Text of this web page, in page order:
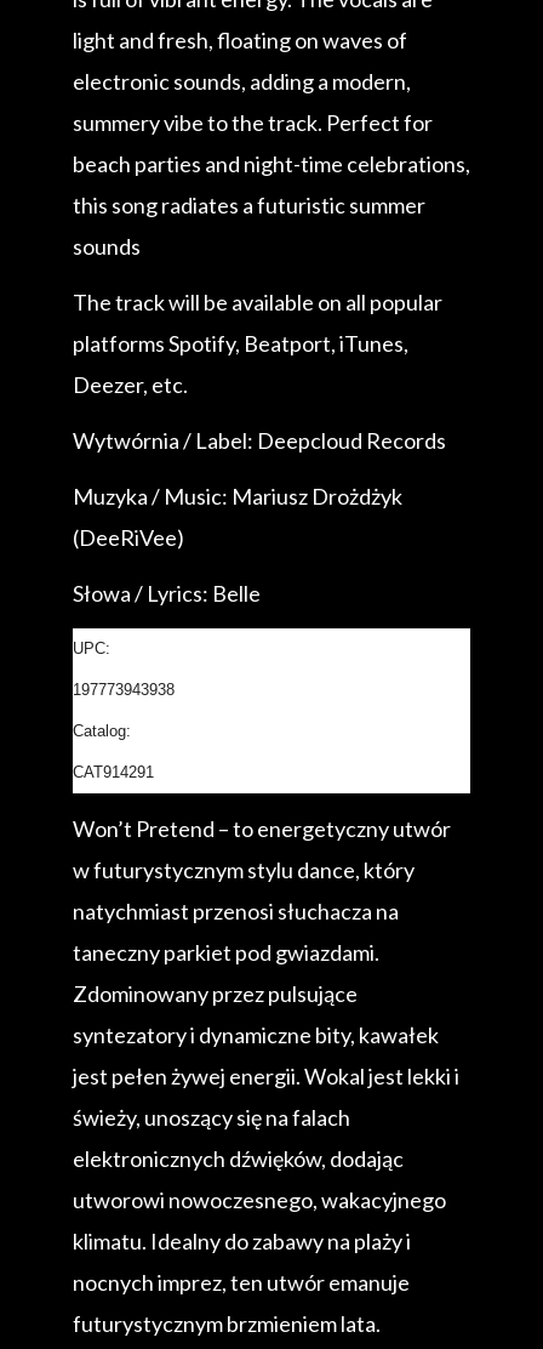
light and fresh, floating on waves of
electronic sounds, adding a modern,
summery vibe to the track. Perfect for
beach parties and night-time celebrations,
this song radiates a futuristic summer
sounds
The track will be available on all popular
platforms Spotify, Beatport, iTunes,
Deezer, etc.
Wytwórnia / Label: Deepcloud Records
Muzyka / Music: Mariusz Drożdżyk
(DeeRiVee)
Słowa / Lyrics: Belle
UPC:
197773943938
Catalog:
CAT914291
Won’t Pretend – to energetyczny utwór
w futurystycznym stylu dance, który
natychmiast przenosi słuchacza na
taneczny parkiet pod gwiazdami.
Zdominowany przez pulsujące
syntezatory i dynamiczne bity, kawałek
jest pełen żywej energii. Wokal jest lekki i
świeży, unoszący się na falach
elektronicznych dźwięków, dodając
utworowi nowoczesnego, wakacyjnego
klimatu. Idealny do zabawy na plaży i
nocnych imprez, ten utwór emanuje
futurystycznym brzmieniem lata.